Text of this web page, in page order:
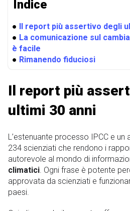
Indice
● Il report più assertivo degli
● La comunicazione sul
è facile
● Rimanendo fiduciosi
Il report più
ultimi 30 anni
L’estenuante processo IPCC e
234 scienziati che rendono i
autorevole al mondo di
climatici. Ogni frase è potente
approvata da scienziati e
paesi.